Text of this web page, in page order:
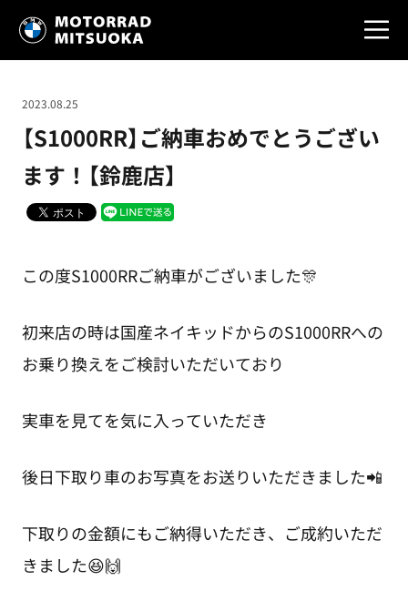
【S1000RR】ご納車おめでとうござい
ます！【鈴鹿店】
2023.08.25
この度S1000RRご納車がございました🎊
初来店の時は国産ネイキッドからのS1000RRへの
お乗り換えをご検討いただいており
実車を見てを気に入っていただき
後日下取り車のお写真をお送りいただきました📲
下取りの金額にもご納得いただき、ご成約いただ
きました😆🙌